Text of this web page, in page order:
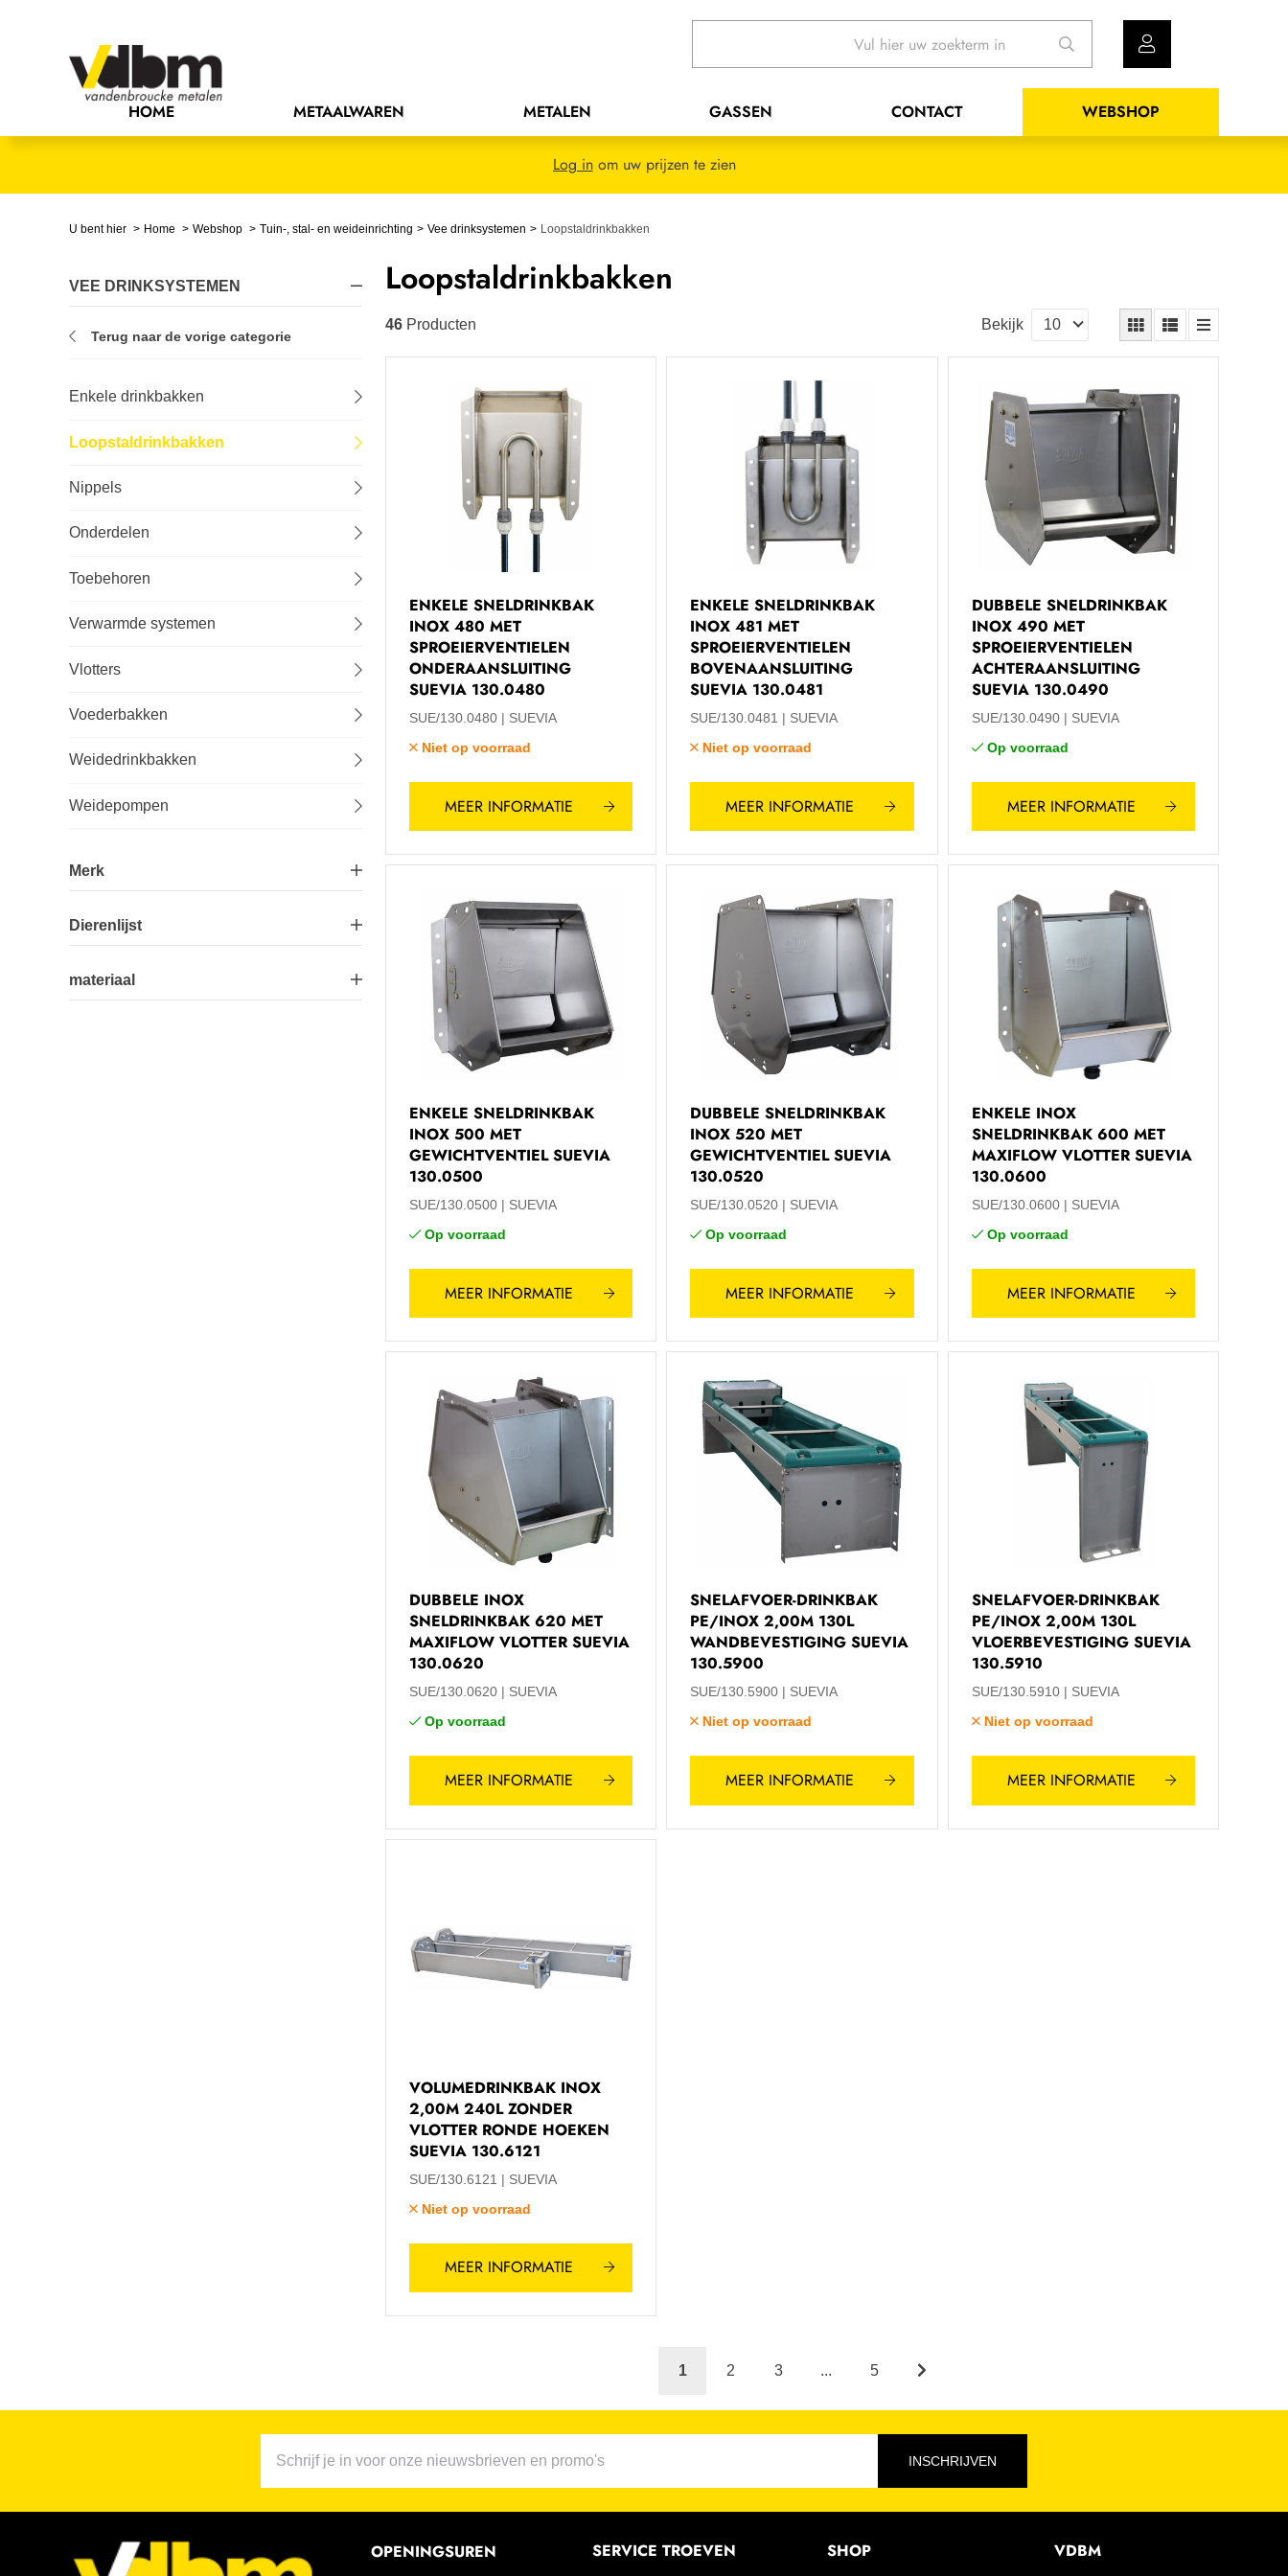
HOME METAALWAREN METALEN GASSEN CONTACT WEBSHOP
Bevestigingsmaterialen
Elektrische componenten
Tuin-, stal- en weideinrichting
Veiligheid en bescherming
Log inom uw prijzen te zien
U bent hier Home Webshop Tuin-, stal- en weideinrichting Vee drinksystemen Loopstaldrinkbakken
VEE DRINKSYSTEMEN
Terug naar de vorige categorie
Enkele drinkbakken
Loopstaldrinkbakken
Nippels
Onderdelen
Toebehoren
Verwarmde systemen
Vlotters
Voederbakken
Weidedrinkbakken
Weidepompen
Merk
SUEVIA 46
Dierenlijst
Kalveren 4
materiaal
Loopstaldrinkbakken
46 Producten Bekijk
ENKELE SNELDRINKBAK
INOX 480 MET
SPROEIERVENTIELEN
ONDERAANSLUITING
SUEVIA 130.0480
SUE/130.0480
SUEVIA
Niet op voorraad
MEER INFORMATIE
ENKELE SNELDRINKBAK
INOX 481 MET
SPROEIERVENTIELEN
BOVENAANSLUITING
SUEVIA 130.0481
SUE/130.0481
SUEVIA
Niet op voorraad
MEER INFORMATIE
DUBBELE SNELDRINKBAK
INOX 490 MET
SPROEIERVENTIELEN
ACHTERAANSLUITING
SUEVIA 130.0490
SUE/130.0490
SUEVIA
Op voorraad
MEER INFORMATIE
ENKELE SNELDRINKBAK
INOX 500 MET
GEWICHTVENTIEL SUEVIA
130.0500
SUE/130.0500
SUEVIA
Op voorraad
MEER INFORMATIE
DUBBELE SNELDRINKBAK
INOX 520 MET
GEWICHTVENTIEL SUEVIA
130.0520
SUE/130.0520
SUEVIA
Op voorraad
MEER INFORMATIE
ENKELE INOX
SNELDRINKBAK 600 MET
MAXIFLOW VLOTTER SUEVIA
130.0600
SUE/130.0600
SUEVIA
Op voorraad
MEER INFORMATIE
DUBBELE INOX
SNELDRINKBAK 620 MET
MAXIFLOW VLOTTER SUEVIA
130.0620
SUE/130.0620
SUEVIA
Op voorraad
MEER INFORMATIE
SNELAFVOER-DRINKBAK
PE/INOX 2,00M 130L
WANDBEVESTIGING SUEVIA
130.5900
SUE/130.5900
SUEVIA
Niet op voorraad
MEER INFORMATIE
SNELAFVOER-DRINKBAK
PE/INOX 2,00M 130L
VLOERBEVESTIGING SUEVIA
130.5910
SUE/130.5910
SUEVIA
Niet op voorraad
MEER INFORMATIE
VOLUMEDRINKBAK INOX
2,00M 240L ZONDER
VLOTTER RONDE HOEKEN
SUEVIA 130.6121
SUE/130.6121
SUEVIA
Niet op voorraad
MEER INFORMATIE
1 2 3 ... 5
INSCHRIJVEN
OPENINGSUREN
SERVICE TROEVEN SHOP VDBM